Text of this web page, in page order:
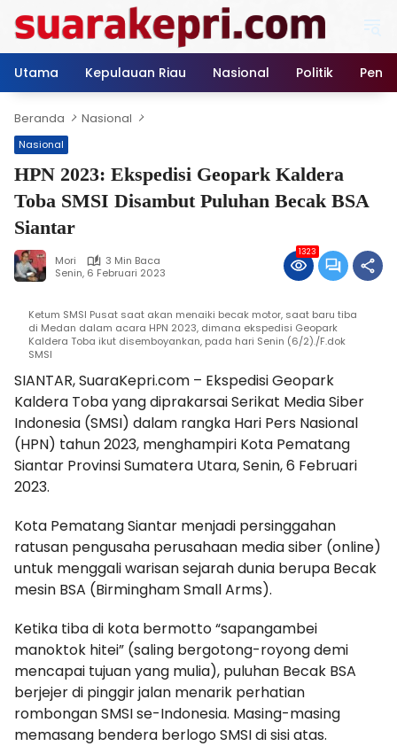
konten
Utama
Kepulauan Riau Nasional Politik
Beranda Nasional
Nasional
HPN 2023: Ekspedisi Geopark Kaldera
Toba SMSI Disambut Puluhan Becak BSA
Siantar
Mori
3 Min Baca
Senin, 6 Februari 2023
1323
Ketum SMSI Pusat saat akan menaiki becak motor, saat baru tiba
di Medan dalam acara HPN 2023, dimana ekspedisi Geopark
Kaldera Toba ikut disemboyankan, pada hari Senin (6/2)./F.dok
SMSI
SIANTAR, SuaraKepri.com – Ekspedisi Geopark
Kaldera Toba yang diprakarsai Serikat Media Siber
Indonesia (SMSI) dalam rangka Hari Pers Nasional
(HPN) tahun 2023, menghampiri Kota Pematang
Siantar Provinsi Sumatera Utara, Senin, 6 Februari
2023.
Kota Pematang Siantar menjadi persinggahan
ratusan pengusaha perusahaan media siber (online)
untuk menggali warisan sejarah dunia berupa Becak
mesin BSA (Birmingham Small Arms).
Ketika tiba di kota bermotto “sapangambei
manoktok hitei” (saling bergotong-royong demi
mencapai tujuan yang mulia), puluhan Becak BSA
berjejer di pinggir jalan menarik perhatian
rombongan SMSI se-Indonesia. Masing-masing
memasang bendera berlogo SMSI di sisi atas.